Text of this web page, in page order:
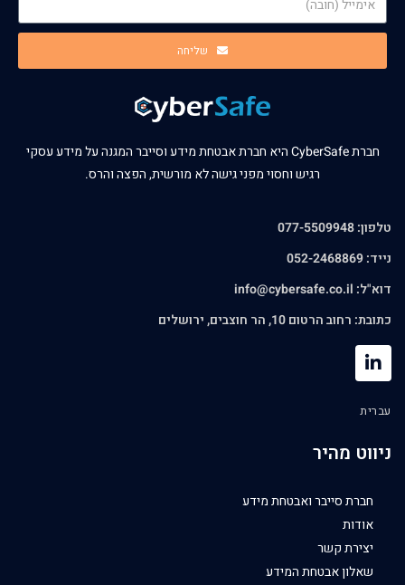
שליחה
חברת CyberSafe היא חברת אבטחת מידע וסייבר המגנה על מידע עסקי
רגיש וחסוי מפני גישה לא מורשית, הפצה והרס.
טלפון: 077-5509948
נייד: 052-2468869
דוא"ל: info@cybersafe.co.il
כתובת: רחוב הרטום 10, הר חוצבים, ירושלים
עברית
ניווט מהיר
חברת סייבר ואבטחת מידע
אודות
יצירת קשר
שאלון אבטחת המידע